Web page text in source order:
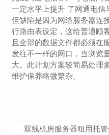
一定水平上提升 了网通电信
但缺陷是因为网络服务器连
行路由表设定，这给普通顾
且全部的数据文件都必须在
发往不一样的网口，当浏览
大。此计划方案较简易处理
维护保养略微繁杂。
双线机房服务器租用托管